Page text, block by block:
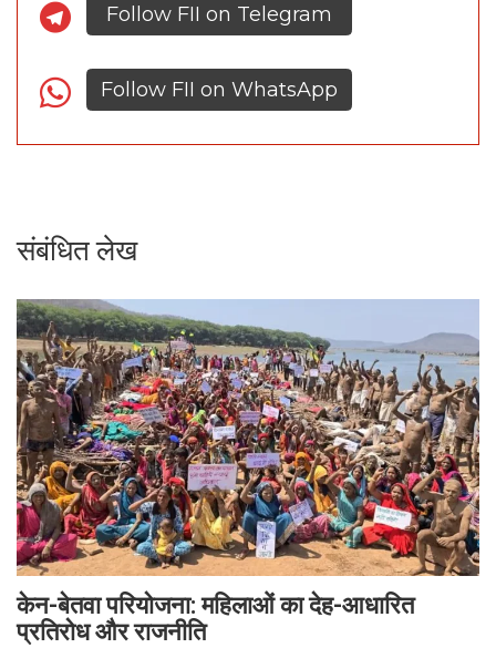
Follow FII on Telegram
Follow FII on WhatsApp
संबंधित लेख
केन-बेतवा परियोजना: महिलाओं का देह-आधारित
प्रतिरोध और राजनीति